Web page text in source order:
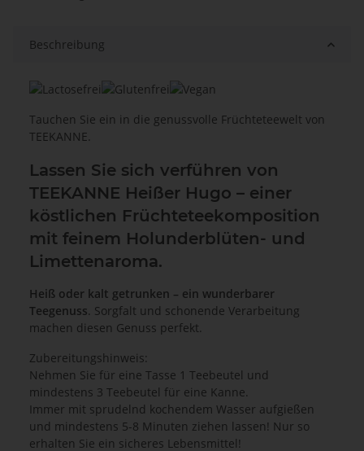
Beschreibung
Tauchen Sie ein in die genussvolle Früchteteewelt von
TEEKANNE.
Lassen Sie sich verführen von
TEEKANNE Heißer Hugo – einer
köstlichen Früchteteekomposition
mit feinem Holunderblüten- und
Limettenaroma.
Heiß oder kalt getrunken – ein wunderbarer
Teegenuss . Sorgfalt und schonende Verarbeitung
machen diesen Genuss perfekt.
Zubereitungshinweis:
Nehmen Sie für eine Tasse 1 Teebeutel und
mindestens 3 Teebeutel für eine Kanne.
Immer mit sprudelnd kochendem Wasser aufgießen
und mindestens 5-8 Minuten ziehen lassen! Nur so
erhalten Sie ein sicheres Lebensmittel!